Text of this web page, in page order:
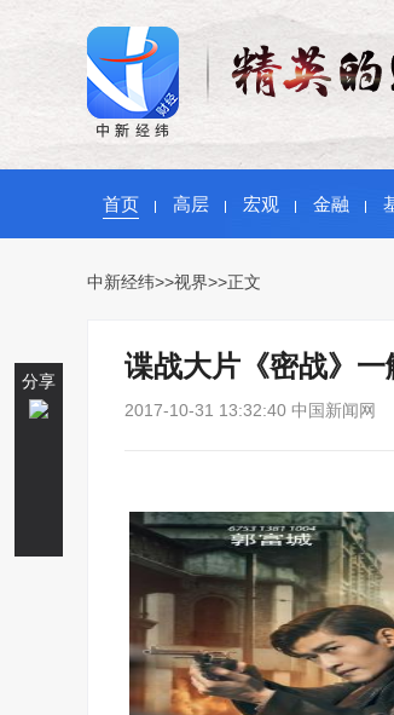
分享
首页 高层 宏观 金融
中新经纬>>视界>>正文
谍战大片《密战》
2017-10-31 13:32:40 中国新闻网